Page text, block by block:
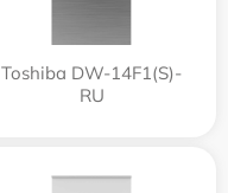
Toshiba DW-14F1(S)-
RU